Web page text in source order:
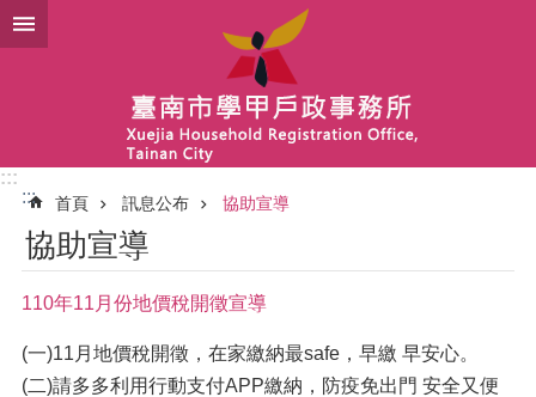
跳到主要內容區塊
:::
:::
首頁 訊息公布 協助宣導
協助宣導
110年11月份地價稅開徵宣導
(一)11月地價稅開徵，在家繳納最safe，早繳 早安心。
(二)請多多利用行動支付APP繳納，防疫免出門 安全又便